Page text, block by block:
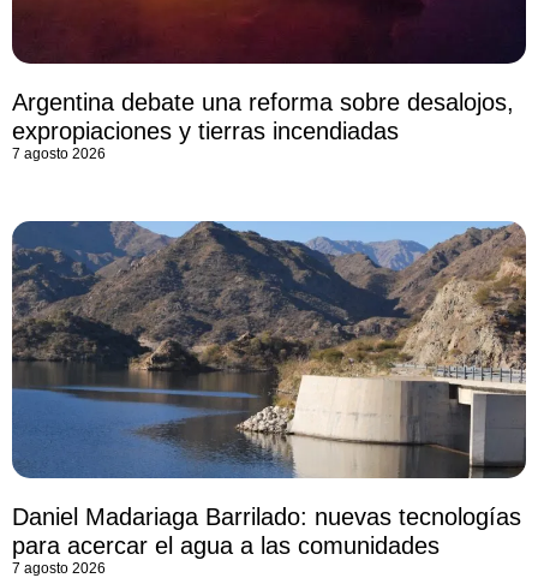
Argentina debate una reforma sobre desalojos,
expropiaciones y tierras incendiadas
7 agosto 2026
Daniel Madariaga Barrilado: nuevas tecnologías
para acercar el agua a las comunidades
7 agosto 2026